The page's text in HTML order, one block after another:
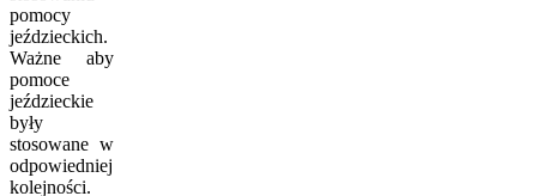
pomocy
jeździeckich.
Ważne aby
pomoce
jeździeckie
były
stosowane w
odpowiedniej
kolejności.